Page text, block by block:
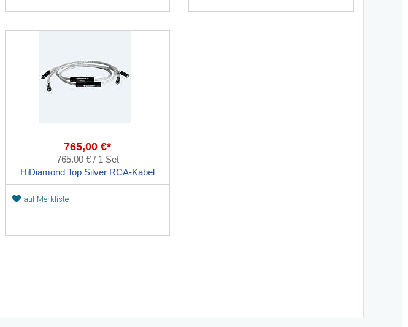
765,00 €*
765.00 € / 1 Set
HiDiamond Top Silver RCA-Kabel
auf Merkliste